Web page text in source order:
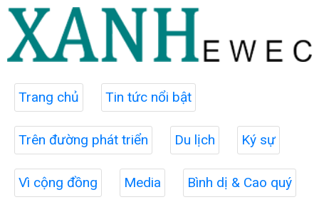
Trang chủ Tin tức nổi bật
Trên đường phát triển Du lịch Ký sự
Vì cộng đồng Media Bình dị & Cao quý